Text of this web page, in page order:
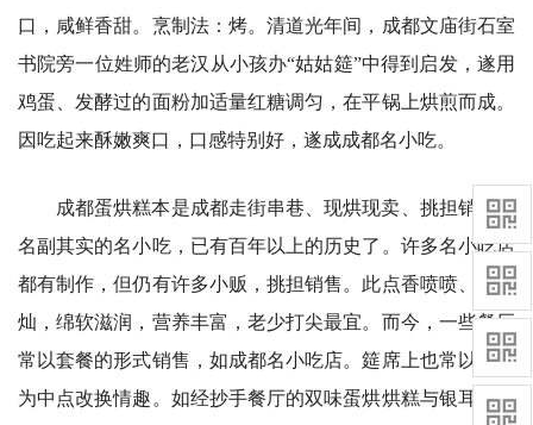
口，咸鲜香甜。烹制法：烤。清道光年间，成都文庙街石室
书院旁一位姓师的老汉从小孩办“姑姑筵”中得到启发，遂用
鸡蛋、发酵过的面粉加适量红糖调匀，在平锅上烘煎而成。
因吃起来酥嫩爽口，口感特别好，遂成成都名小吃。
成都蛋烘糕本是成都走街串巷、现烘现卖、挑担销售、
名副其实的名小吃，已有百年以上的历史了。许多名小吃店
都有制作，但仍有许多小贩，挑担销售。此点香喷喷、金灿
灿，绵软滋润，营养丰富，老少打尖最宜。而今，一些餐厅
常以套餐的形式销售，如成都名小吃店。筵席上也常以之作
为中点改换情趣。如经抄手餐厅的双味蛋烘烘糕与银耳羹同